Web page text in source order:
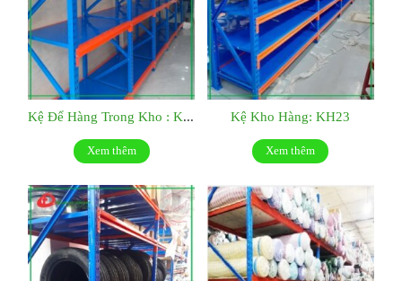
Kệ Để Hàng Trong Kho : KH10
Xem thêm
Kệ Kho Hàng: KH23
Xem thêm